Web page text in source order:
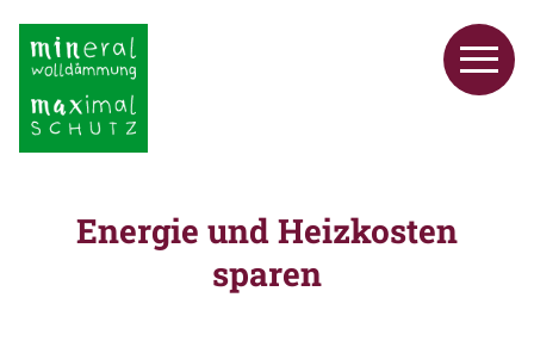
Energie und Heizkosten
sparen